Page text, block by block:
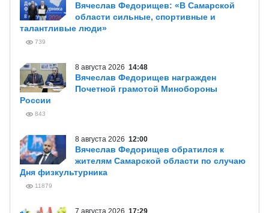
Вячеслав Федорищев: «В Самарской
области сильные, спортивные и
талантливые люди»
739
8 августа 2026 14:48
Вячеслав Федорищев награжден
Почетной грамотой Минобороны
России
843
8 августа 2026 12:00
Вячеслав Федорищев обратился к
жителям Самарской области по случаю
Дня физкультурника
11879
7 августа 2026 17:29